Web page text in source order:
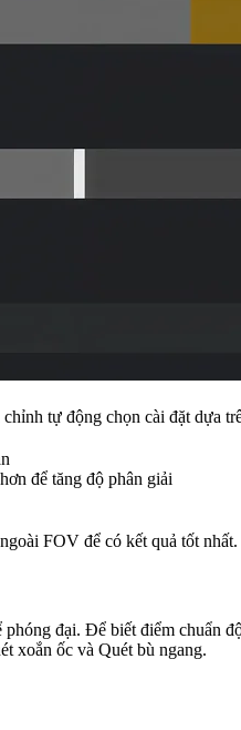
tự động chọn cài đặt dựa
để tăng độ phân giải
FOV để có kết quả tốt nhất.
đại. Để biết điểm chuẩn
xoắn ốc và Quét bù ngang.